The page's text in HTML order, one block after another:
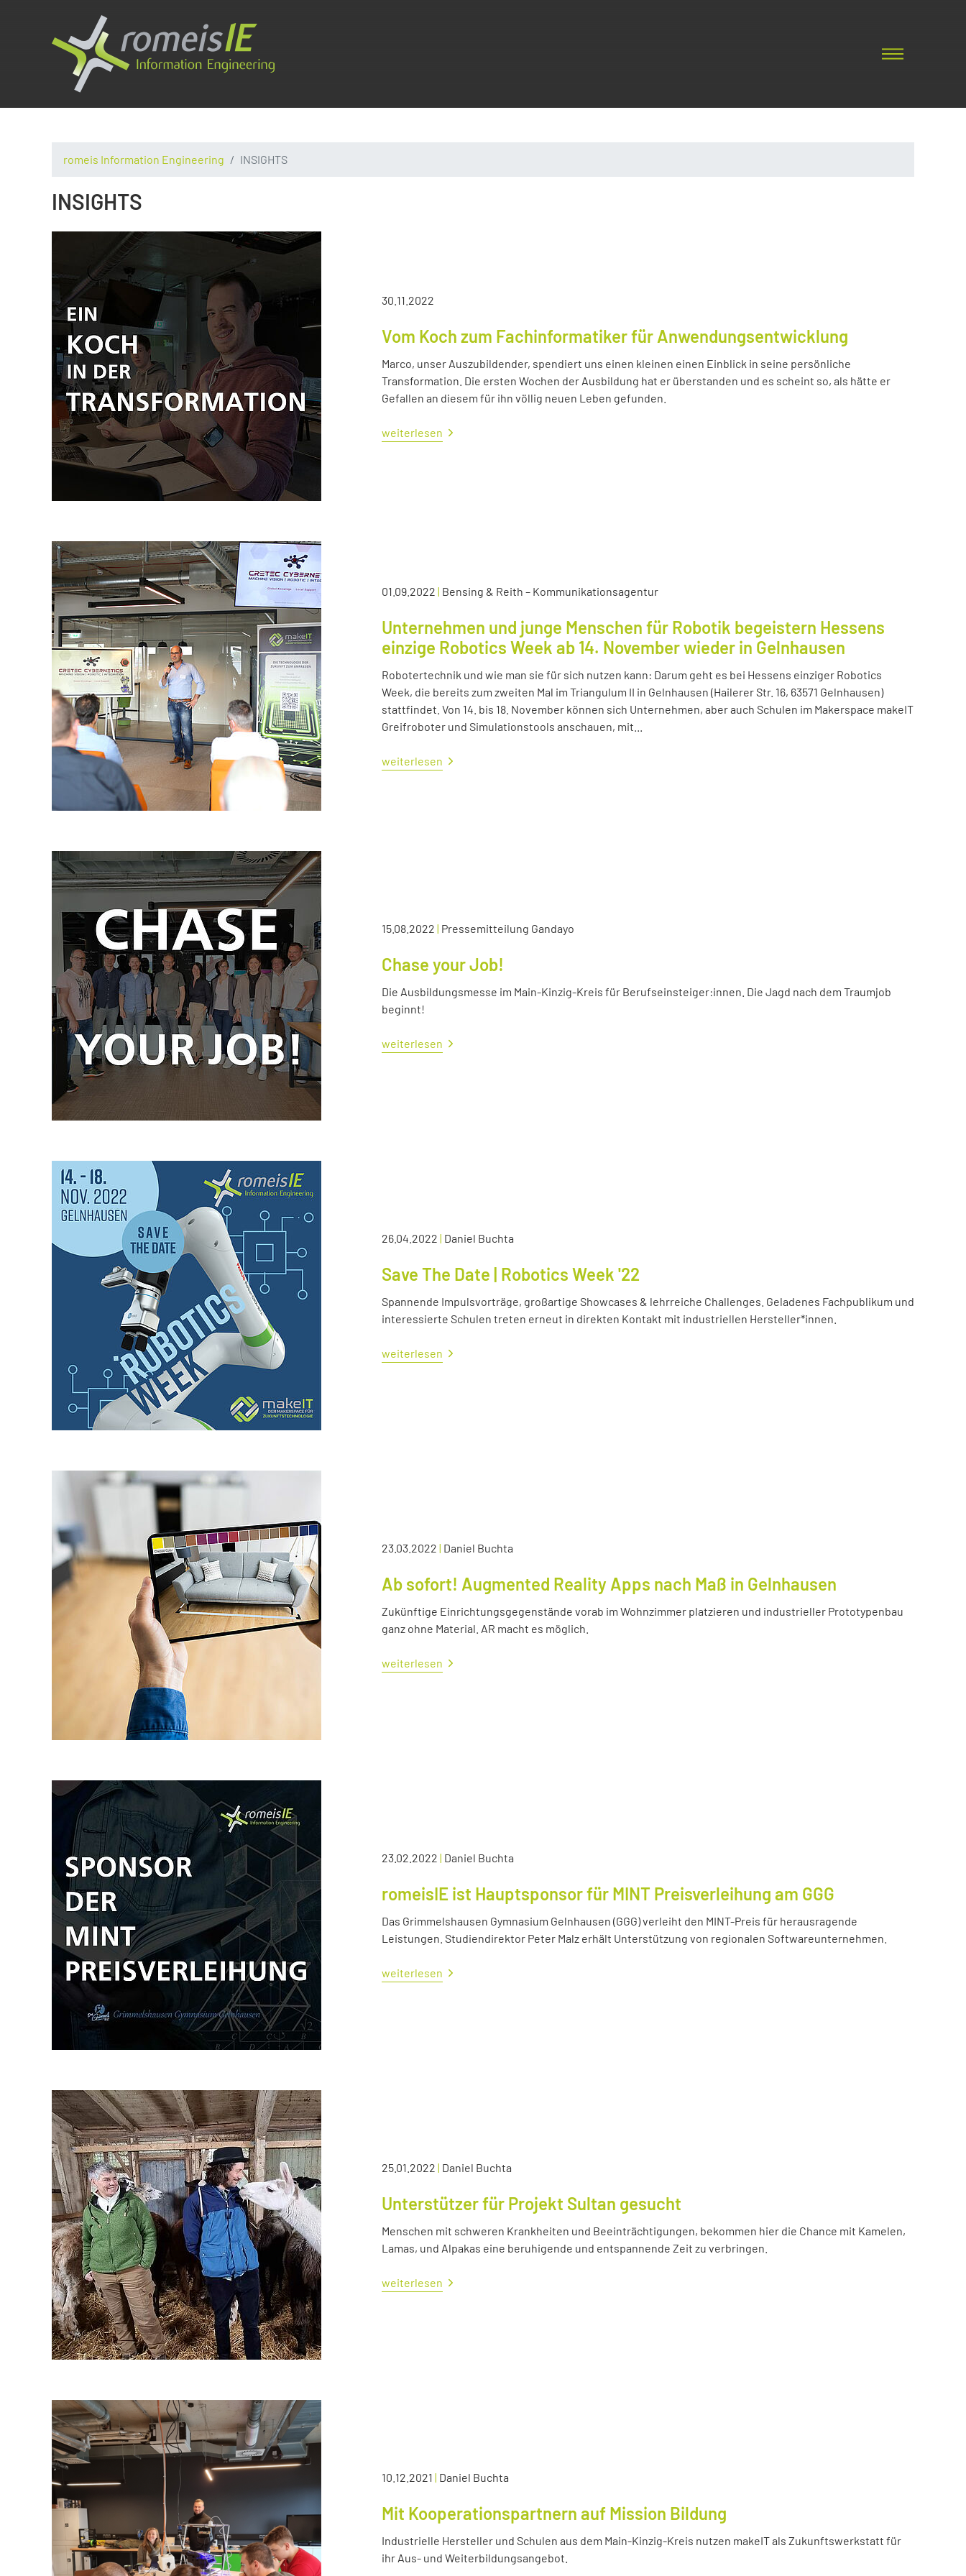
romeis Information Engineering INSIGHTS
INSIGHTS
30.11.2022
Vom Koch zum Fachinformatiker für Anwendungsentwicklung
Marco, unser Auszubildender, spendiert uns einen kleinen einen Einblick in seine persönliche
Transformation. Die ersten Wochen der Ausbildung hat er überstanden und es scheint so, als hätte er
Gefallen an diesem für ihn völlig neuen Leben gefunden.
weiterlesen
01.09.2022 | Bensing & Reith – Kommunikationsagentur
Unternehmen und junge Menschen für Robotik begeistern Hessens
einzige Robotics Week ab 14. November wieder in Gelnhausen
Robotertechnik und wie man sie für sich nutzen kann: Darum geht es bei Hessens einziger Robotics
Week, die bereits zum zweiten Mal im Triangulum II in Gelnhausen (Hailerer Str. 16, 63571 Gelnhausen)
stattfindet. Von 14. bis 18. November können sich Unternehmen, aber auch Schulen im Makerspace makeIT
Greifroboter und Simulationstools anschauen, mit...
weiterlesen
15.08.2022 | Pressemitteilung Gandayo
Chase your Job!
Die Ausbildungsmesse im Main-Kinzig-Kreis für Berufseinsteiger:innen. Die Jagd nach dem Traumjob
beginnt!
weiterlesen
26.04.2022 | Daniel Buchta
Save The Date | Robotics Week '22
Spannende Impulsvorträge, großartige Showcases & lehrreiche Challenges. Geladenes Fachpublikum und
interessierte Schulen treten erneut in direkten Kontakt mit industriellen Hersteller*innen.
weiterlesen
23.03.2022 | Daniel Buchta
Ab sofort! Augmented Reality Apps nach Maß in Gelnhausen
Zukünftige Einrichtungsgegenstände vorab im Wohnzimmer platzieren und industrieller Prototypenbau
ganz ohne Material. AR macht es möglich.
weiterlesen
23.02.2022 | Daniel Buchta
romeisIE ist Hauptsponsor für MINT Preisverleihung am GGG
Das Grimmelshausen Gymnasium Gelnhausen (GGG) verleiht den MINT-Preis für herausragende
Leistungen. Studiendirektor Peter Malz erhält Unterstützung von regionalen Softwareunternehmen.
weiterlesen
25.01.2022 | Daniel Buchta
Unterstützer für Projekt Sultan gesucht
Menschen mit schweren Krankheiten und Beeinträchtigungen, bekommen hier die Chance mit Kamelen,
Lamas, und Alpakas eine beruhigende und entspannende Zeit zu verbringen.
weiterlesen
10.12.2021 | Daniel Buchta
Mit Kooperationspartnern auf Mission Bildung
Industrielle Hersteller und Schulen aus dem Main-Kinzig-Kreis nutzen makeIT als Zukunftswerkstatt für
ihr Aus- und Weiterbildungsangebot.